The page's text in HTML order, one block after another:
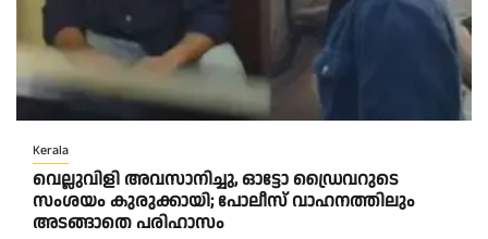
Kerala
വെല്ലുവിളി അവസാനിച്ചു, ഓട്ടോ ഡ്രൈവറുടെ
സംശയം കുരുക്കായി; പോലീസ് വാഹനത്തിലും
അടങ്ങാതെ പരിഹാസം